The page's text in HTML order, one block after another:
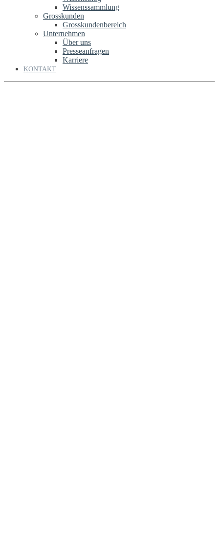
Wissenssammlung
Grosskunden
Grosskundenbereich
Unternehmen
Über uns
Presseanfragen
Karriere
KONTAKT